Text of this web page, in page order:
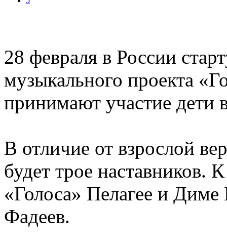
28 февраля в России
музыкального проекта
принимают участие дети
В отличие от взрослой
будет трое наставников.
«Голоса» Пелагее и
Фадеев.